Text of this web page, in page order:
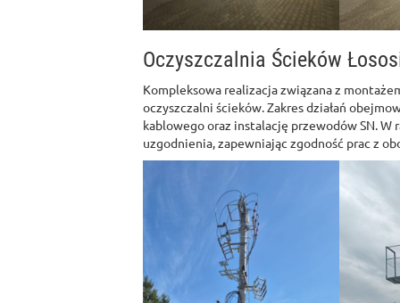
Oczyszczalnia Ścieków
Kompleksowa realizacja związana z
oczyszczalni ścieków. Zakres działań
kablowego oraz instalację przewodów SN.
uzgodnienia, zapewniając zgodność prac z